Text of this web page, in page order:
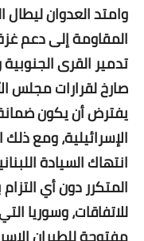
وامتد العدوان
المقاومة إلى دعم
تدمير القرى
يفترض أن يكون
الإسرائيلية، ومع
انتهاك السيادة
المتكرر دون أي التزام
للاتفاقات، وسوريا